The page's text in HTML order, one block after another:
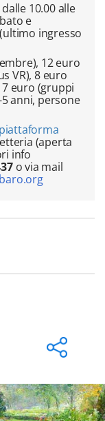
10.00 alle
e
ingresso
12 euro
VR), 8 euro
euro (gruppi
anni, persone
(aperta
info
o via mail